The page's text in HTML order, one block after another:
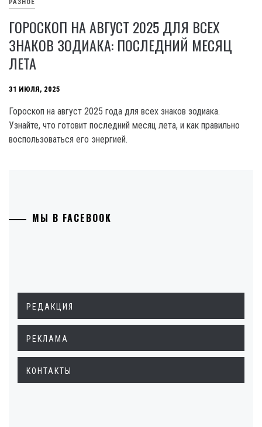
РАЗНОЕ
ГОРОСКОП НА АВГУСТ 2025 ДЛЯ ВСЕХ
ЗНАКОВ ЗОДИАКА: ПОСЛЕДНИЙ МЕСЯЦ
ЛЕТА
31 ИЮЛЯ, 2025
Гороскоп на август 2025 года для всех знаков зодиака.
Узнайте, что готовит последний месяц лета, и как правильно
воспользоваться его энергией.
МЫ В FACEBOOK
РЕДАКЦИЯ
РЕКЛАМА
КОНТАКТЫ